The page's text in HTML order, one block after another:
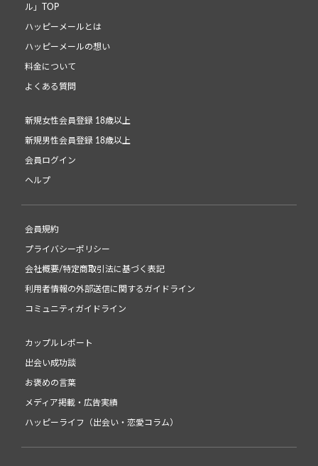
ル」TOP
ハッピーメールとは
ハッピーメールの想い
料金について
よくある質問
新規女性会員登録 18歳以上
新規男性会員登録 18歳以上
会員ログイン
ヘルプ
会員規約
プライバシーポリシー
会社概要/特定商取引法に基づく表記
利用者情報の外部送信に関するガイドライン
コミュニティガイドライン
カップルレポート
出会い成功談
お褒めの言葉
メディア掲載・広告実績
ハッピーライフ（出会い・恋愛コラム）